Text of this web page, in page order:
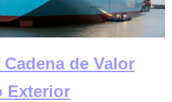
de Valor
Exterior